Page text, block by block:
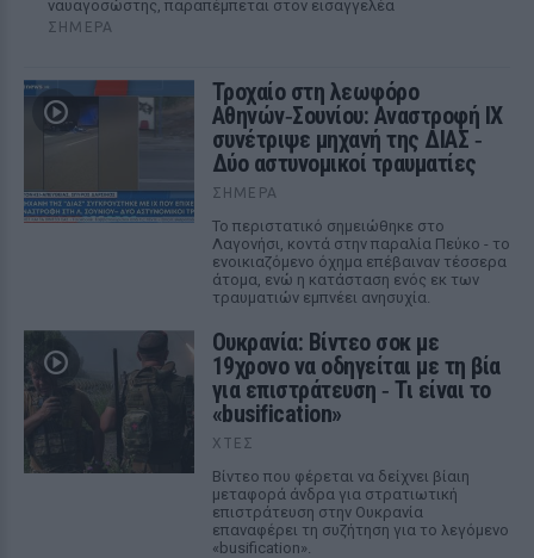
ναυαγοσώστης, παραπέμπεται στον εισαγγελέα
ΣΉΜΕΡΑ
Τροχαίο στη λεωφόρο
Αθηνών‑Σουνίου: Αναστροφή ΙΧ
συνέτριψε μηχανή της ΔΙΑΣ ‑
Δύο αστυνομικοί τραυματίες
ΣΉΜΕΡΑ
Το περιστατικό σημειώθηκε στο
Λαγονήσι, κοντά στην παραλία Πεύκο - το
ενοικιαζόμενο όχημα επέβαιναν τέσσερα
άτομα, ενώ η κατάσταση ενός εκ των
τραυματιών εμπνέει ανησυχία.
Ουκρανία: Βίντεο σοκ με
19χρονο να οδηγείται με τη βία
για επιστράτευση ‑ Τι είναι το
«busification»
ΧΤΕΣ
Βίντεο που φέρεται να δείχνει βίαιη
μεταφορά άνδρα για στρατιωτική
επιστράτευση στην Ουκρανία
επαναφέρει τη συζήτηση για το λεγόμενο
«busification».